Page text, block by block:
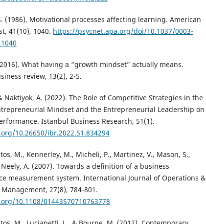
(1986). Motivational processes affecting learning. American
41(10), 1040. https://psycnet.apa.org/doi/10.1037/0003-
What having a “growth mindset” actually means.
review, 13(2), 2-5.
Naktiyok, A. (2022). The Role of Competitive Strategies in the
Mindset and the Entrepreneurial Leadership on
Istanbul Business Research, 51(1).
10.26650/ibr.2022.51.834294
M., Kennerley, M., Micheli, P., Martinez, V., Mason, S.,
A. (2007). Towards a definition of a business
measurement system. International Journal of Operations &
27(8), 784-801.
10.1108/01443570710763778